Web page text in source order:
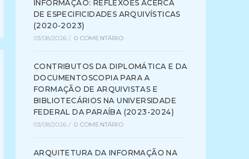
INFORMAÇÃO: REFLEXÕES ACERCA
DE ESPECIFICIDADES ARQUIVÍSTICAS
(2020-2023)
03/08/2026 / 0 COMENTÁRIO
CONTRIBUTOS DA DIPLOMÁTICA E DA
DOCUMENTOSCOPIA PARA A
FORMAÇÃO DE ARQUIVISTAS E
BIBLIOTECÁRIOS NA UNIVERSIDADE
FEDERAL DA PARAÍBA (2023-2024)
03/08/2026 / 0 COMENTÁRIO
ARQUITETURA DA INFORMAÇÃO NA